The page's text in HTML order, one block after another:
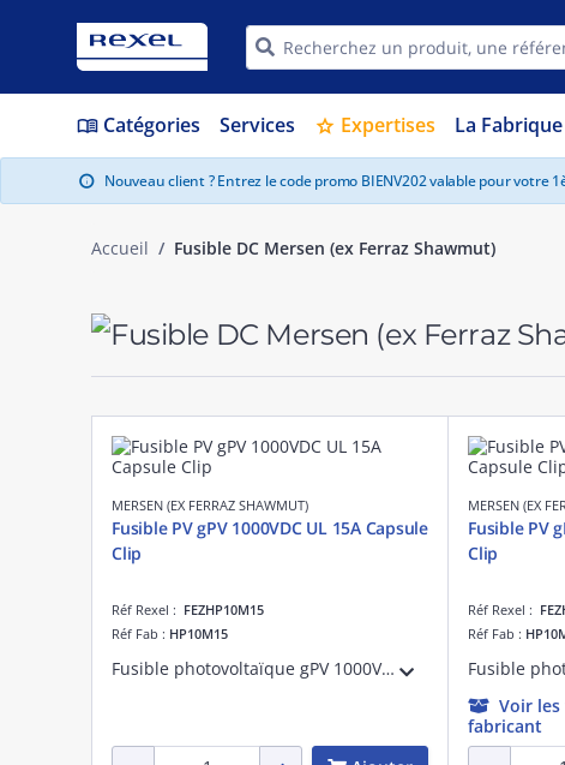
menu_book Catégories Services star Expertises La Fabrique
info Nouveau client ? Entrez le code promo BIENV202 valable pour votre
Accueil Fusible DC Mersen (ex Ferraz Shawmut)
MERSEN (EX FERRAZ SHAWMUT)
Fusible PV gPV 1000VDC UL 15A Capsule
Clip
Réf Rexel : FEZHP10M15
Réf Fab : HP10M15
Fusible photovoltaïque gPV 1000VDC UL 15A Avec Capsule Pour Clip
MERSEN (EX
Fusible PV
Clip
Réf Rexel :
Réf Fab :
Voir
fabricant